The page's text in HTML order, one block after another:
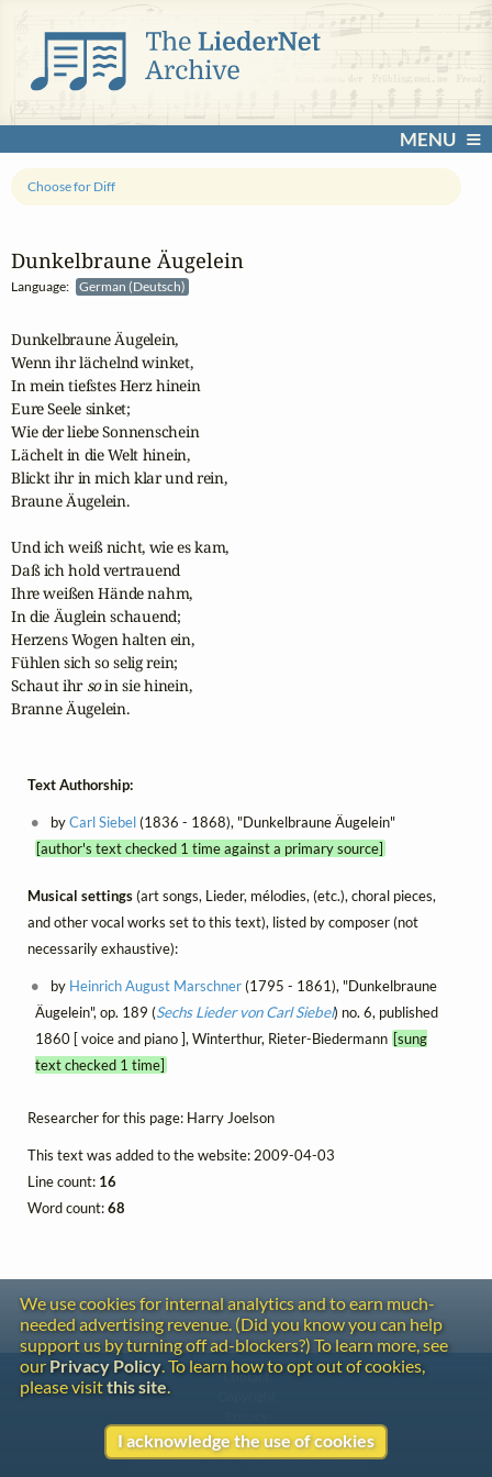
MENU
Dunkelbraune Äugelein
Language: German (Deutsch)
Choose for Diff
Dunkelbraune Äugelein,
Wenn ihr lächelnd winket,
In mein tiefstes Herz hinein
Eure Seele sinket;
Wie der liebe Sonnenschein
Lächelt in die Welt hinein,
Blickt ihr in mich klar und rein,
Braune Äugelein.
Und ich weiß nicht, wie es kam,
Daß ich hold vertrauend
Ihre weißen Hände nahm,
In die Äuglein schauend;
Herzens Wogen halten ein,
Fühlen sich so selig rein;
Schaut ihr so in sie hinein,
Branne Äugelein.
Text Authorship:
byCarl Siebel(1836 - 1868), "Dunkelbraune Äugelein"
[author's text checked 1 time against a primary source]
Musical settings(art songs, Lieder, mélodies, (etc.), choral pieces,
and other vocal works set to this text), listed by composer (not
necessarily exhaustive):
by Heinrich August Marschner(1795 - 1861), "Dunkelbraune
Äugelein", op. 189 (Sechs Lieder von Carl Siebel) no. 6, published
1860 [ voice and piano ], Winterthur, Rieter-Biedermann [sung
text checked 1 time]
Researcher for this page: Harry Joelson
This text was added to the website: 2009-04-03
Line count: 16
Word count:68
We use cookies for internal analytics and to earn much-
needed advertising revenue. (Did you know you can help
support us by turning off ad-blockers?) To learn more, see
our Privacy Policy. To learn how to opt out of cookies,
please visitthis site.
I acknowledge the use of cookies
Contact
Copyright © 2026 The LiederNet Archive